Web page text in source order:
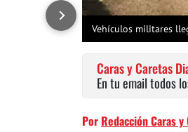
Vehículos militares
Caras y Caretas
En tu email todos
Por Redacción Caras